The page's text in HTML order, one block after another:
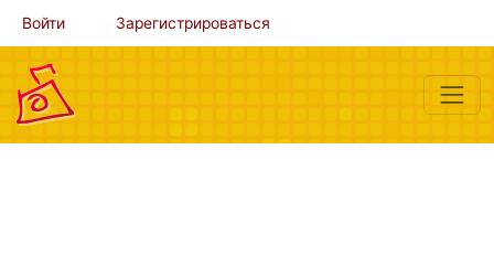
Войти Зарегистрироваться